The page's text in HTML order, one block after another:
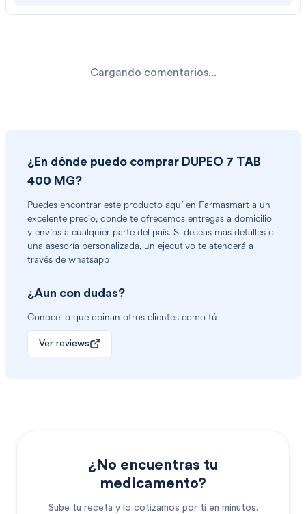
Cargando comentarios...
¿En dónde puedo comprar DUPEO 7 TAB
400 MG?
Puedes encontrar este producto aquí en Farmasmart a un
excelente precio, donde te ofrecemos entregas a domicilio
y envíos a cualquier parte del país. Si deseas más detalles o
una asesoría personalizada, un ejecutivo te atenderá a
través de whatsapp
¿Aun con dudas?
Conoce lo que opinan otros clientes como tú
Ver reviews
¿No encuentras tu
medicamento?
Sube tu receta y lo cotizamos por ti en minutos.